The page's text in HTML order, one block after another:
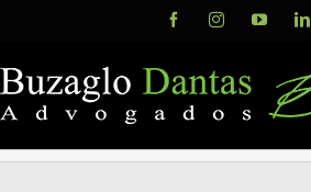
content
FacebookInstagram